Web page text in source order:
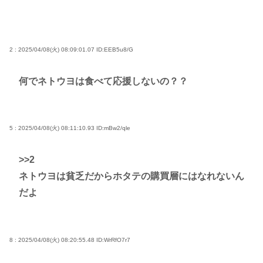
2 : 2025/04/08(火) 08:09:01.07 ID:EEB5u8/G
何でネトウヨは食べて応援しないの？？
5 : 2025/04/08(火) 08:11:10.93 ID:mBw2/qle
>>2
ネトウヨは貧乏だからホタテの購買層にはなれないん
だよ
8 : 2025/04/08(火) 08:20:55.48 ID:WrRfO7r7